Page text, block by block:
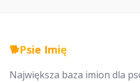
🐕Psie Imię
Największa baza imion dla